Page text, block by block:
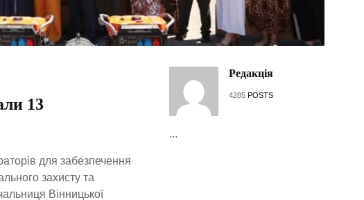
13
для забезпечення
захисту та
Вінницької
Редакція
4285 POSTS
...